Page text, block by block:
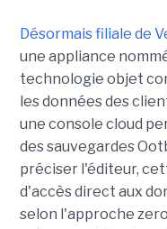
Désormais filiale de
une appliance
technologie objet
les données des
une console cloud
des sauvegardes
préciser l'éditeur,
d'accès direct aux
selon l'approche